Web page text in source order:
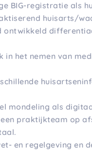
BIG-registratie als
huisarts/
ontwikkeld
het nemen van
mondeling als
praktijkteam op
en regelgeving en